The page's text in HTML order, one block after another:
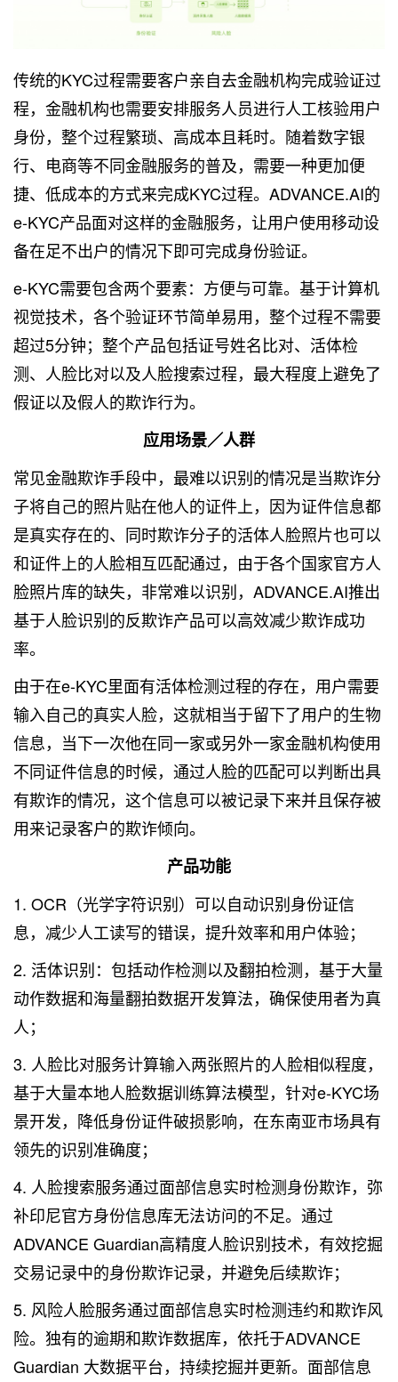
传统的KYC过程需要客户亲自去金融机构完成验证过
程，金融机构也需要安排服务人员进行人工核验用户
身份，整个过程繁琐、高成本且耗时。随着数字银
行、电商等不同金融服务的普及，需要一种更加便
捷、低成本的方式来完成KYC过程。ADVANCE.AI的
e-KYC产品面对这样的金融服务，让用户使用移动设
备在足不出户的情况下即可完成身份验证。
e-KYC需要包含两个要素：方便与可靠。基于计算机
视觉技术，各个验证环节简单易用，整个过程不需要
超过5分钟；整个产品包括证号姓名比对、活体检
测、人脸比对以及人脸搜索过程，最大程度上避免了
假证以及假人的欺诈行为。
应用场景／人群
常见金融欺诈手段中，最难以识别的情况是当欺诈分
子将自己的照片贴在他人的证件上，因为证件信息都
是真实存在的、同时欺诈分子的活体人脸照片也可以
和证件上的人脸相互匹配通过，由于各个国家官方人
脸照片库的缺失，非常难以识别，ADVANCE.AI推出
基于人脸识别的反欺诈产品可以高效减少欺诈成功
率。
由于在e-KYC里面有活体检测过程的存在，用户需要
输入自己的真实人脸，这就相当于留下了用户的生物
信息，当下一次他在同一家或另外一家金融机构使用
不同证件信息的时候，通过人脸的匹配可以判断出具
有欺诈的情况，这个信息可以被记录下来并且保存被
用来记录客户的欺诈倾向。
产品功能
1. OCR（光学字符识别）可以自动识别身份证信
息，减少人工读写的错误，提升效率和用户体验；
2. 活体识别：包括动作检测以及翻拍检测，基于大量
动作数据和海量翻拍数据开发算法，确保使用者为真
人；
3. 人脸比对服务计算输入两张照片的人脸相似程度，
基于大量本地人脸数据训练算法模型，针对e-KYC场
景开发，降低身份证件破损影响，在东南亚市场具有
领先的识别准确度；
4. 人脸搜索服务通过面部信息实时检测身份欺诈，弥
补印尼官方身份信息库无法访问的不足。通过
ADVANCE Guardian高精度人脸识别技术，有效挖掘
交易记录中的身份欺诈记录，并避免后续欺诈；
5. 风险人脸服务通过面部信息实时检测违约和欺诈风
险。独有的逾期和欺诈数据库，依托于ADVANCE
Guardian 大数据平台，持续挖掘并更新。面部信息